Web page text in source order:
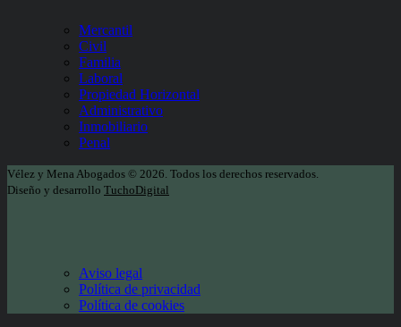
Mercantil
Civil
Familia
Laboral
Propiedad Horizontal
Administrativo
Inmobiliario
Penal
Vélez y Mena Abogados © 2026. Todos los derechos reservados.
Diseño y desarrollo TuchoDigital
Aviso legal
Política de privacidad
Política de cookies